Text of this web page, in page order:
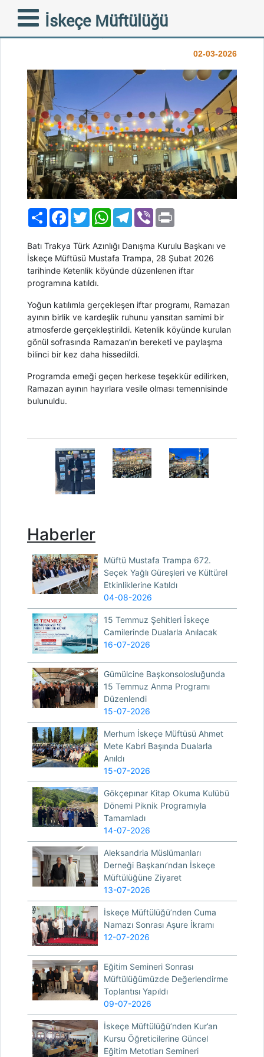
İskeçe Müftülüğü
Ketenlik Köyünde Bereketli
İftar Buluşması
02-03-2026
PaylaşFacebook
TwitterWhatsAppTelegram
Viber
Batı Trakya Türk Azınlığı Danışma Kurulu Başkanı ve
İskeçe Müftüsü Mustafa Trampa, 28 Şubat 2026
tarihinde Ketenlik köyünde düzenlenen iftar
programına katıldı.
Yoğun katılımla gerçekleşen iftar programı, Ramazan
ayının birlik ve kardeşlik ruhunu yansıtan samimi bir
atmosferde gerçekleştirildi. Ketenlik köyünde kurulan
gönül sofrasında Ramazan’ın bereketi ve paylaşma
bilinci bir kez daha hissedildi.
Programda emeği geçen herkese teşekkür edilirken,
Ramazan ayının hayırlara vesile olması temennisinde
bulunuldu.
Haberler
Müftü Mustafa Trampa 672.
Seçek Yağlı Güreşleri ve Kültürel
Etkinliklerine Katıldı
04-08-2026
15 Temmuz Şehitleri İskeçe
Camilerinde Dualarla Anılacak
16-07-2026
Gümülcine Başkonsolosluğunda
15 Temmuz Anma Programı
Düzenlendi
15-07-2026
Merhum İskeçe Müftüsü Ahmet
Mete Kabri Başında Dualarla
Anıldı
15-07-2026
Gökçepınar Kitap Okuma Kulübü
Dönemi Piknik Programıyla
Tamamladı
14-07-2026
Aleksandria Müslümanları
Derneği Başkanı’ndan İskeçe
Müftülüğüne Ziyaret
13-07-2026
İskeçe Müftülüğü’nden Cuma
Namazı Sonrası Aşure İkramı
12-07-2026
Eğitim Semineri Sonrası
Müftülüğümüzde Değerlendirme
Toplantısı Yapıldı
09-07-2026
İskeçe Müftülüğü’nden Kur’an
Kursu Öğreticilerine Güncel
Eğitim Metotları Semineri